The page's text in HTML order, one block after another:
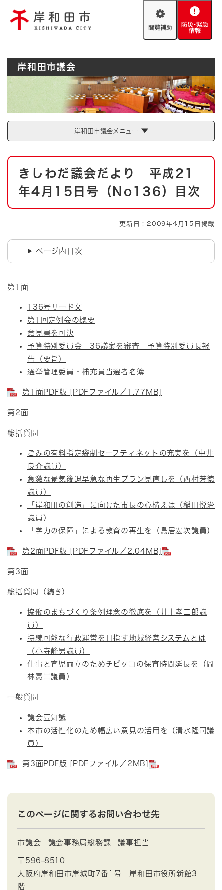
閲
助
防
緊
情
報
Foreign language
やさしい日本語
とじる
防災・緊急情報
ハザードマップ AED設置箇所
とじる
岸和田市議会
岸和田市議会メニュー
本
きしわだ議会だより 平成21
年4月15日号（No136）目次
更新日：2009年4月15日掲載
ページ内目次
第1面
136号リード文
第1回定例会の概要
意見書を可決
予算特別委員会 36議案を審査 予算特別委員長報
告（要旨）
選挙管理委員・補充員当選者名簿
第1面PDF版 [PDFファイル／1.77MB]
第2面
総括質問
ごみの有料指定袋制セーフティネットの充実を（中井
良介議員）
急激な景気後退早急な再生プラン見直しを（西村芳徳
議員）
「岸和田の創造」に向けた市長の心構えは（稲田悦治
議員）
「学力の保障」による教育の再生を（鳥居宏次議員）
第2面PDF版 [PDFファイル／2.04MB]
第3面
総括質問（続き）
協働のまちづくり条例理念の徹底を（井上孝三郎議
員）
持続可能な行政運営を目指す地域経営システムとは
（小寺峰男議員）
仕事と育児両立のためチビッコの保育時間延長を（岡
林憲二議員）
一般質問
議会豆知識
本市の活性化のため幅広い意見の活用を（清水隆司議
員）
第3面PDF版 [PDFファイル／2MB]
このページに関するお問い合わせ先
市議会 議会事務局総務課 議事担当
〒596-8510
大阪府岸和田市岸城町7番1号 岸和田市役所新館3
階